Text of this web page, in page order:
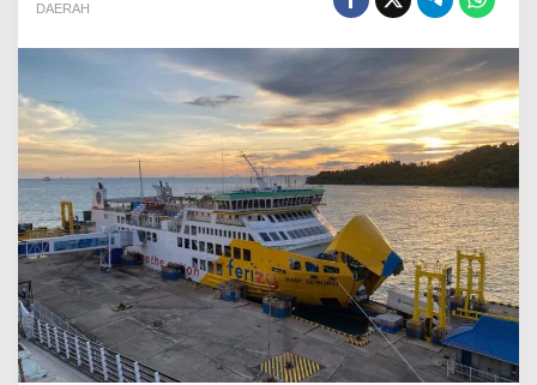
a
l
F
e
r
r
y
A
S
D
P
K
u
p
a
n
DAERAH